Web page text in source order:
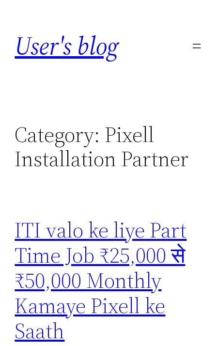
content
User's blog
Category: Pixell
Installation Partner
ITI valo ke liye Part
Time Job ₹25,000 से
₹50,000 Monthly
Kamaye Pixell ke
Saath